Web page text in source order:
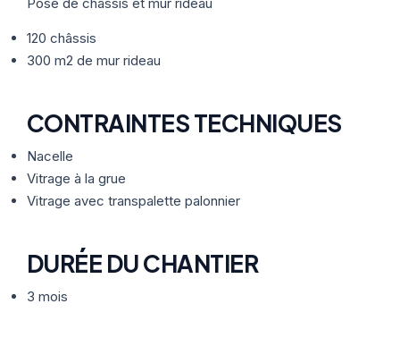
Nos Formules ACTUALITÉS
ETRE RAPPELÉ
120 châssis
300 m2 de mur rideau
CONTRAINTES TECHNIQUES
Nacelle
Vitrage à la grue
Vitrage avec transpalette palonnier
DURÉE DU CHANTIER
3 mois